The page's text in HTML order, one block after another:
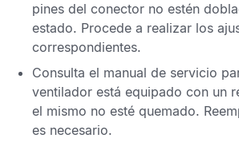
pines del conector no estén
estado. Procede a realizar los
correspondientes.
Consulta el manual de servicio
ventilador está equipado con un
el mismo no esté quemado.
es necesario.